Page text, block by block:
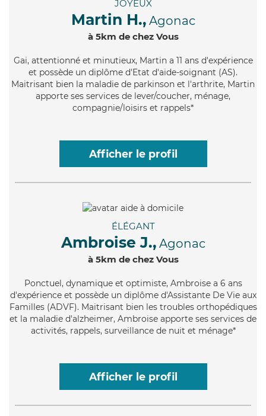
JOYEUX
Martin H., Agonac
à 5km de chez Vous
Gai, attentionné et minutieux, Martin a 11 ans d'expérience
et possède un diplôme d'Etat d'aide-soignant (AS).
Maitrisant bien la maladie de parkinson et l'arthrite, Martin
apporte ses services de lever/coucher, ménage,
compagnie/loisirs et rappels*
Afficher le profil
ÉLÉGANT
Ambroise J., Agonac
à 5km de chez Vous
Ponctuel, dynamique et optimiste, Ambroise a 6 ans
d'expérience et possède un diplôme d'Assistante De Vie aux
Familles (ADVF). Maitrisant bien les troubles orthopédiques
et la maladie d'alzheimer, Ambroise apporte ses services de
activités, rappels, surveillance de nuit et ménage*
Afficher le profil